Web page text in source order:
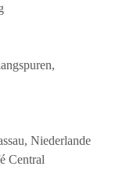
Niederlande
Central